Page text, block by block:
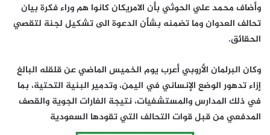
وأضاف محمد علي الحوثي بأن الامريكان كانوا هم وراء فكرة بيان
تحالف العدوان وما تضمنه بشأن الدعوة الى تشكيل لجنة لتقصي
الحقائق.
وكان البرلمان الأروبي أعرب يوم الخميس الماضي عن قلقله البالغ
إزاء تدهور الوضع الإنساني في اليمن، وتدمير البنية التحتية، بما
في ذلك المدارس والمستشفيات، نتيجة الغارات الجوية والقصف
المدفعي من قبل قوات التحالف التي تقودها السعودية